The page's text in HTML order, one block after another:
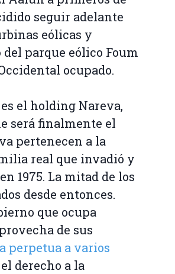
seguir adelante
eólicas y
parque eólico Foum
ocupado.
el holding Nareva,
será finalmente el
pertenecen a la
real que invadió y
1975. La mitad de los
desde entonces.
que ocupa
de sus
perpetua a varios
derecho a la